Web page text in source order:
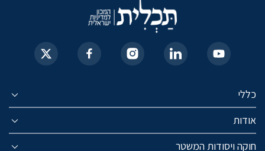
כללי
אודות
חוקה ויסודות המשטר